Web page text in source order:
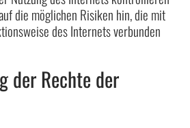
die möglichen Risiken hin, die mit
des Internets verbunden
der Rechte der